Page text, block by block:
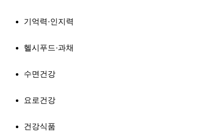
기억력·인지력
헬시푸드·과채
수면건강
요로건강
건강식품